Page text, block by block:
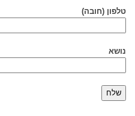
טלפון (חובה)
נושא